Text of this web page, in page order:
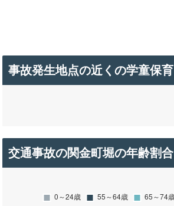
事故発生地点の近くの学童保育
交通事故の関金町堀の年齢割合